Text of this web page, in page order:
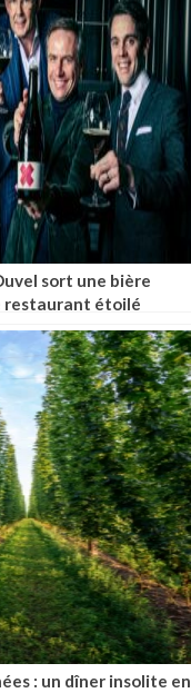
sort une bière
restaurant étoilé
: un dîner insolite en